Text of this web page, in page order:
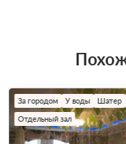
За городом У воды Шатер
Отдельный зал